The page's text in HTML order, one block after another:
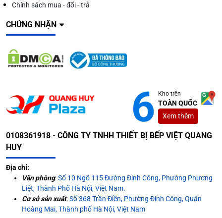
Chính sách mua - đổi - trả
CHỨNG NHẬN
Kho trên
TOÀN QUỐC
Xem thêm
0108361918 - CÔNG TY TNHH THIẾT BỊ BẾP VIỆT QUANG
HUY
Địa chỉ:
Văn phòng:Số 10 Ngõ 115 Đường Định Công, Phường Phương
Liệt, Thành Phố Hà Nội, Việt Nam.
Cơ sở sản xuất:Số 368 Trần Điền, Phường Định Công, Quận
Hoàng Mai, Thành phố Hà Nội, Việt Nam